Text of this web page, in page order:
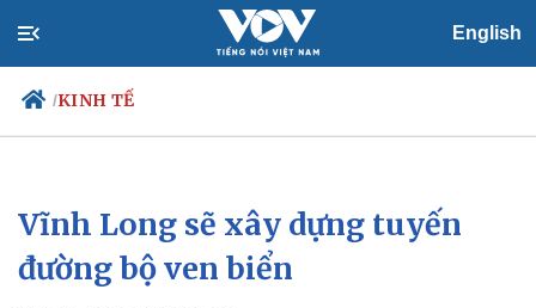
English
/KINH TẾ
Chính trị
Đảng
Tổ chức nhân sự
Xã hội
Dự báo thời tiết
Vĩnh Long sẽ xây dựng tuyến
đường bộ ven biển